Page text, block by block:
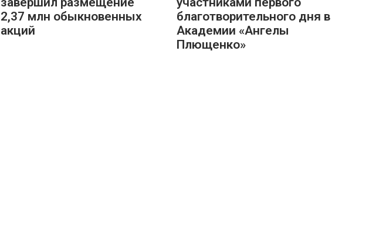
2,37 млн обыкновенных
акций
благотворительного дня в
Академии «Ангелы
Плющенко»